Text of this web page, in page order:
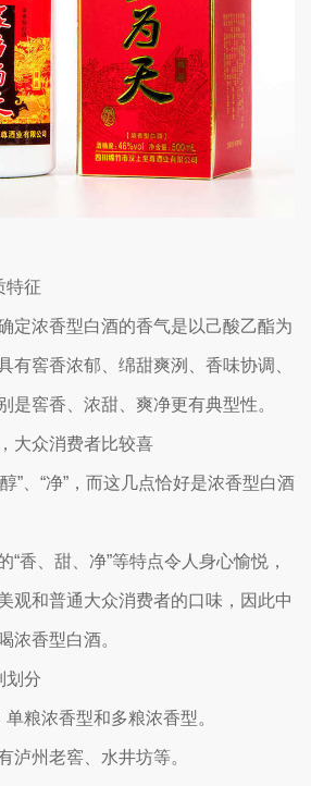
特征
定浓香型白酒的香气是以己酸乙酯为
有窖香浓郁、绵甜爽洌、香味协调、
是窖香、浓甜、爽净更有典型性。
大众消费者比较喜
醇”、“净”，而这几点恰好是浓香型白酒
“香、甜、净”等特点令人身心愉悦，
观和普通大众消费者的口味，因此中
浓香型白酒。
划分
单粮浓香型和多粮浓香型。
泸州老窖、水井坊等。